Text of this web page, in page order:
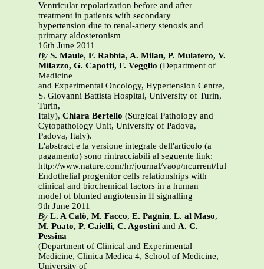
Ventricular repolarization before and after
treatment in patients with secondary
hypertension due to renal-artery stenosis and
primary aldosteronism
16th June 2011
By S. Maule, F. Rabbia, A. Milan, P. Mulatero, V.
Milazzo, G. Capotti, F. Vegglio (Department of
Medicine
and Experimental Oncology, Hypertension Centre,
S. Giovanni Battista Hospital, University of Turin,
Turin,
Italy), Chiara Bertello (Surgical Pathology and
Cytopathology Unit, University of Padova,
Padova, Italy).
L'abstract e la versione integrale dell'articolo (a
pagamento) sono rintracciabili al seguente link:
http://www.nature.com/hr/journal/vaop/ncurrent/full/
Endothelial progenitor cells relationships with
clinical and biochemical factors in a human
model of blunted angiotensin II signalling
9th June 2011
By L. A Calò, M. Facco, E. Pagnin, L. al Maso,
M. Puato, P. Caielli, C. Agostini and A. C.
Pessina
(Department of Clinical and Experimental
Medicine, Clinica Medica 4, School of Medicine,
University of